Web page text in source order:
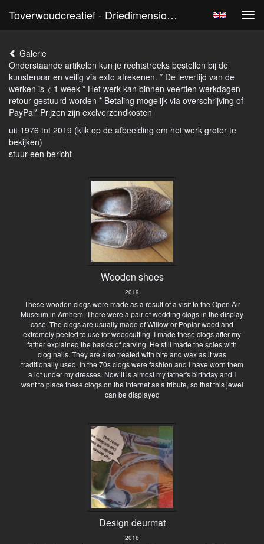
Toverwoudcreatief - Driedimensionaal
Galerie
Onderstaande artikelen kun je rechtstreeks bestellen bij de
kunstenaar en veilig via exto afrekenen. * De levertijd van de
werken is < 1 week * Het werk kan binnen veertien werkdagen
retour gestuurd worden * Betaling mogelijk via overschrijving of
PayPal* Prijzen zijn exclverzendkosten
uit 1976 tot 2019 (klik op de afbeelding om het werk groter te
bekijken)
stuur een bericht
Wooden shoes
2019
These wooden clogs were made as a result of a visit to the Open Air
Museum in Arnhem. There were a pair of wedding clogs in the display
case. The clogs are usually made of Willow or Poplar wood and
extremely peeled to use for woodcutting. I made these clogs after my
father explained the basics of carving. He still made the soles with
clog nails. They are also treated with bite and wax as it was
traditionally used. In the 70s clogs were fashion and I have worn them
a lot under my dresses. Now it is almost my father's birthday and I
want to place these clogs on the internet as a tribute, so that this jewel
can be displayed
Design deurmat
2018